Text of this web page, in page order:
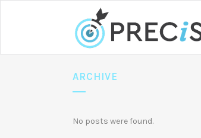
ARCHIVE
No posts were found.